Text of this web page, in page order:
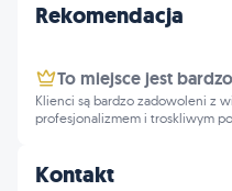
Kontakt
Rekomendacja
To miejsce jest
Klienci są bardzo zadowoleni z
profesjonalizmem i troskliwym